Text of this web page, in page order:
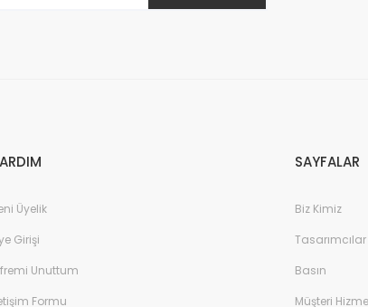
Üyelik
Girişi
Unuttum
Formu
SAYFALAR
Biz Kimiz
Tasarımcılar
Basın
Müşteri